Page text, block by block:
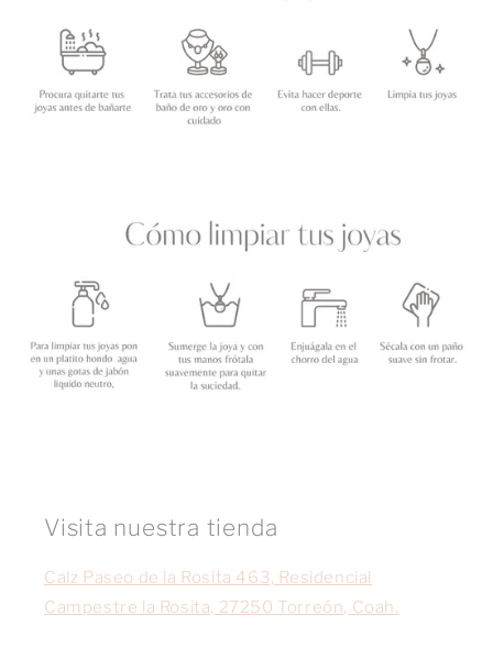
Visita nuestra tienda
Calz Paseo de la Rosita 463, Residencial
Campestre la Rosita, 27250 Torreón, Coah.